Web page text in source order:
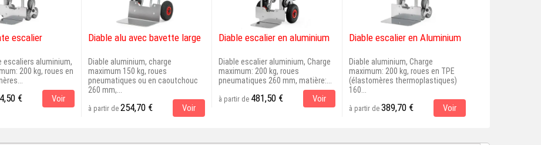
escalier
escaliers aluminium,
200 kg, roues en
€ Voir
Diable alu avec bavette large
Diable aluminium, charge
maximum 150 kg, roues
pneumatiques ou en caoutchouc
260 mm,...
à partir de254,70 € Voir
Diable escalier en aluminium
Diable escalier aluminium, Charge
maximum: 200 kg, roues
pneumatiques 260 mm, matière:...
à partir de 481,50 € Voir
Diable escalier en Aluminium
Diable aluminium, Charge
maximum: 200 kg, roues en TPE
(élastomères thermoplastiques)
160...
à partir de389,70 € Voir